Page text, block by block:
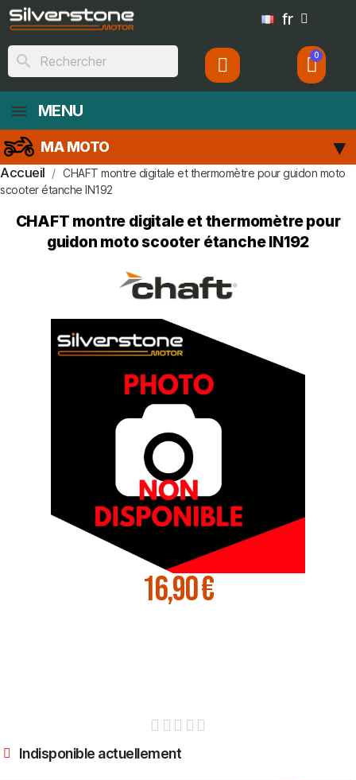
fr
search
MENU
MA MOTO
Accueil
CHAFT montre digitale et thermomètre pour guidon moto
scooter étanche IN192
CHAFT montre digitale et thermomètre pour
guidon moto scooter étanche IN192
16,90 €
    
Indisponible actuellement